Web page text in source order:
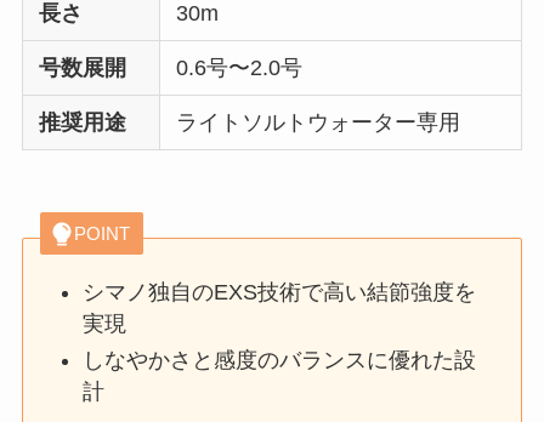
長さ 30m
号数展開 0.6号〜2.0号
推奨用途 ライトソルトウォーター専用
POINT
シマノ独自のEXS技術で高い結節強度を
実現
しなやかさと感度のバランスに優れた設
計